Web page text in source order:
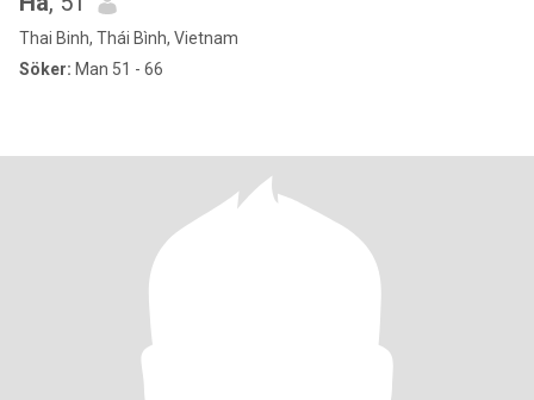
Thai Binh, Thái Bình, Vietnam
Söker: Man 51 - 66